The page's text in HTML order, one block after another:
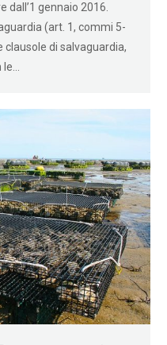
dall’1 gennaio 2016.
(art. 1, commi 5-
clausole di salvaguardia,